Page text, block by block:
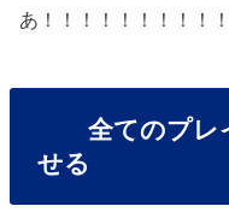
あ！！！！！！！！！！
全てのプレ
せる